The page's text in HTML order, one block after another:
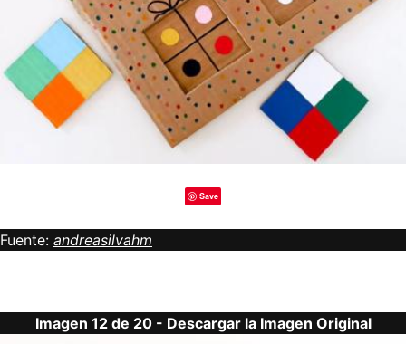
Save
Fuente: andreasilvahm
Imagen 12 de 20 - Descargar la Imagen Original